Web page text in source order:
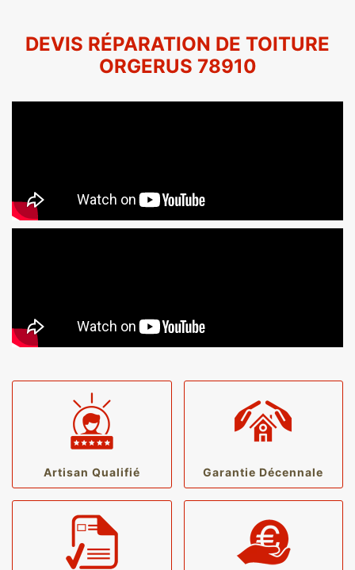
DEVIS RÉPARATION DE TOITURE
ORGERUS 78910
Artisan Qualifié Garantie Décennale